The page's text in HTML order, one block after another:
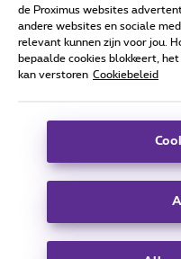
Alle rechten voorbehouden.
Algemene voorwaarden,
Deze website is gecreëerd
Koning Albert II-laan 27 -
Carrier & Wholesale
de Proximus websites
andere websites en sociale
relevant kunnen zijn voor jou.
bepaalde cookies blokkeert,
kan verstoren Cookiebeleid